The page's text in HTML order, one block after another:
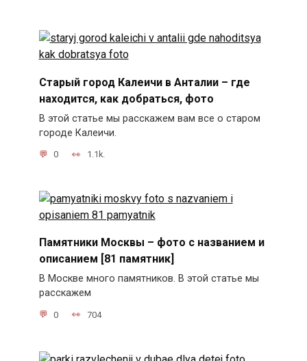
Старый город Калеичи в Анталии – где
находится, как добраться, фото
В этой статье мы расскажем вам все о старом
городе Калеичи.
0 1.1k.
Памятники Москвы – фото с названием и
описанием [81 памятник]
В Москве много памятников. В этой статье мы
расскажем
0 704